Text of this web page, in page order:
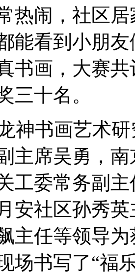
热闹，社区
能看到小朋
书画，大赛
三十名。
书画艺术研
主席吴勇，
工委常务副
安社区孙秀
主任等领导
场书写了“福